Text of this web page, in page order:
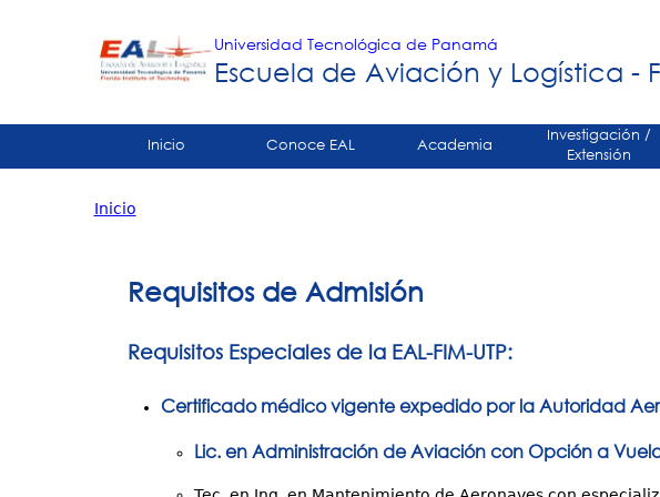
Universidad Tecnológica de Panamá
Escuela de Aviación y Logística
Tropical
Principal
Inicio Conoce EAL Academia
Investigación /
Extensión
está
Inicio
Requisitos de Admisión
Requisitos Especiales de la EAL-FIM-UTP:
Certificado médico vigente expedido por la Autoridad
Lic. en Administración de Aviación con Opción a